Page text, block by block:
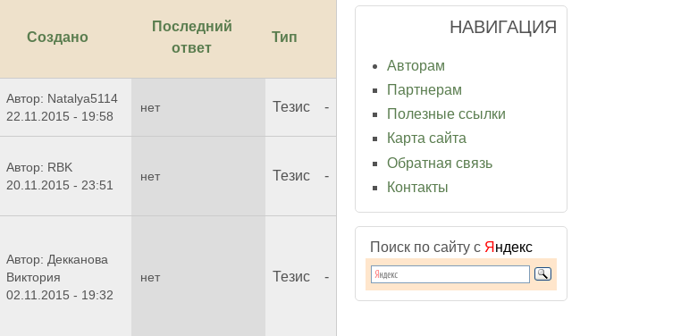
Создано
Последний
ответ
Тип
Автор: Natalya5114
22.11.2015 - 19:58
нет Тезис -
Автор: RBK
20.11.2015 - 23:51
нет Тезис -
Автор: Декканова
Виктория
02.11.2015 - 19:32
нет Тезис -
НАВИГАЦИЯ
Авторам
Партнерам
Полезные ссылки
Карта сайта
Обратная связь
Контакты
Поиск по сайту с Я ндекс